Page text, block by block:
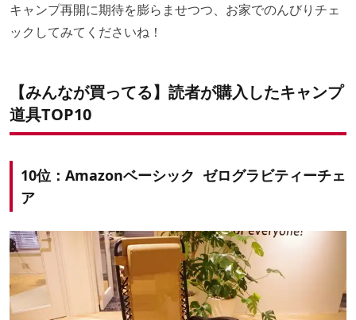
キャンプ再開に期待を膨らませつつ、お家でのんびりチェ
ックしてみてくださいね！
【みんなが買ってる】読者が購入したキャンプ
道具TOP10
10位：Amazonベーシック ゼログラビティーチェ
ア